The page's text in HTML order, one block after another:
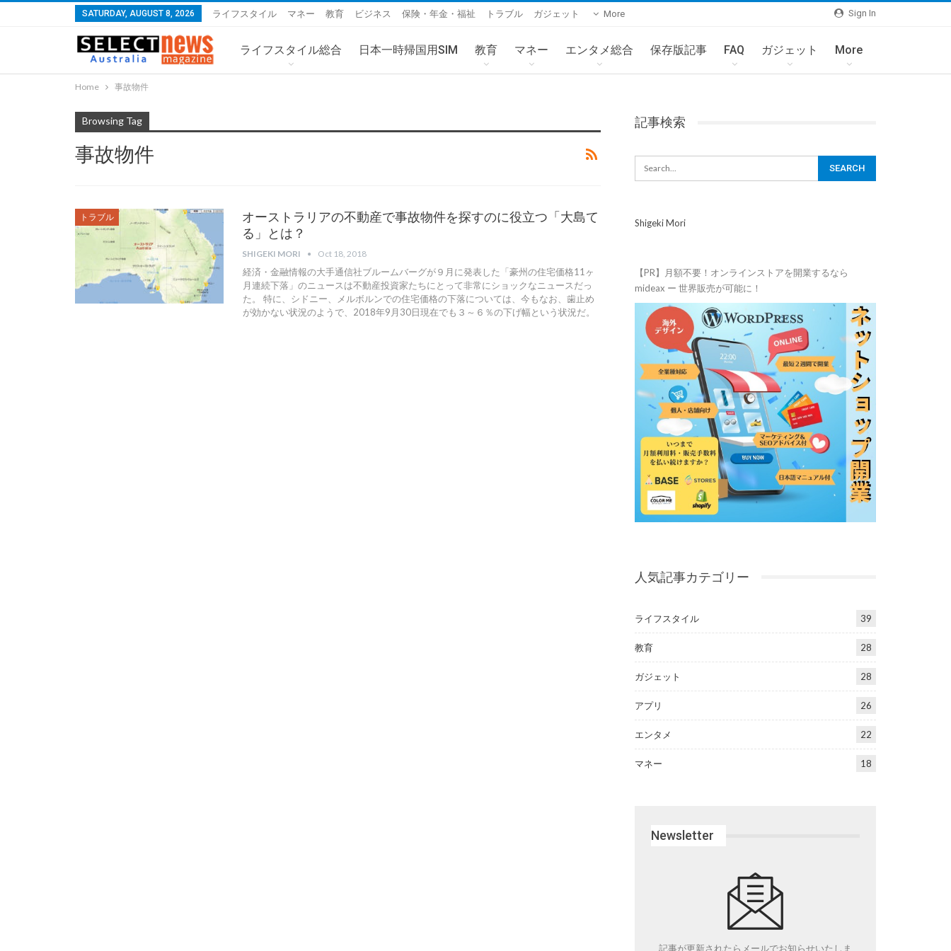
Sign In
SATURDAY, AUGUST 8, 2026 ライフスタイル マネー 教育 ビジネス 保険・年金・福祉 トラブル ガジェット More
ライフスタイル総合 日本一時帰国用SIM 教育 マネー エンタメ総合 保存版記事 FAQ ガジェット More
Home 事故物件
Browsing Tag
事故物件
トラブル
オーストラリアの不動産で事故物件を探すのに役立つ「大島て
る」とは？
SHIGEKI MORI Oct 18, 2018
経済・金融情報の大手通信社ブルームバーグが９月に発表した「豪州の住宅価格11ヶ
月連続下落」のニュースは不動産投資家たちにとって非常にショックなニュースだっ
た。 特に、シドニー、メルボルンでの住宅価格の下落については、今もなお、歯止め
が効かない状況のようで、2018年9月30日現在でも３～６％の下げ幅という状況だ。
記事検索
Shigeki Mori
【PR】月額不要！オンラインストアを開業するなら
mideax ー 世界販売が可能に！
人気記事カテゴリー
ライフスタイル 39
教育 28
ガジェット 28
アプリ 26
エンタメ 22
マネー 18
Newsletter
記事が更新されたらメールでお知らせいたしま